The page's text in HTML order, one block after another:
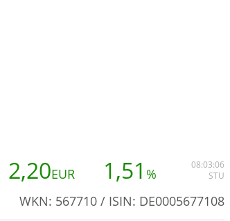
2,20EUR 1,51 %
08:03:06
STU
WKN: 567710 / ISIN: DE0005677108